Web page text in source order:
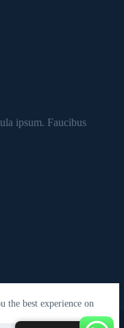
the best experience on
ipsum. Faucibus
Creative Themes